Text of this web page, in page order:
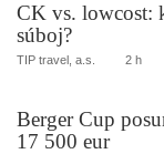
CK vs. lowcost:
súboj?
TIP travel, a.s. 2 h
Berger Cup
17 500 eur